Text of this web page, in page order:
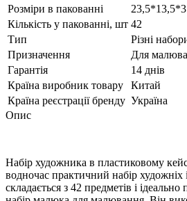
Розміри в пакованні
Кількість у пакованні, шт 42
Тип
Різні
Призначення
Для
Гарантія
14 днів
Країна виробник товару
Китай
Країна реєстрації бренду Україна
Опис
Набір художника в пластиковому
водночас практичний набір художніх
складається з 42 предметів і